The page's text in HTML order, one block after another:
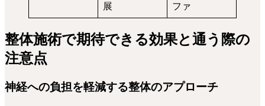
展
ファ
整体施術で期待できる効果と通う際の
注意点
神経への負担を軽減する整体のアプローチ